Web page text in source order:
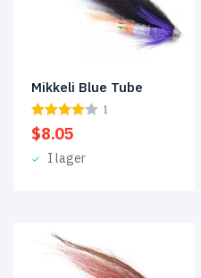
Mikkeli Blue Tube
1
$8.05
I lager